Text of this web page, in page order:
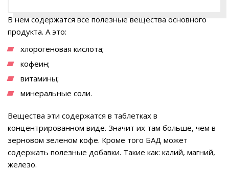
В нем содержатся все полезные вещества основного
продукта. А это:
хлорогеновая кислота;
кофеин;
витамины;
минеральные соли.
Вещества эти содержатся в таблетках в
концентрированном виде. Значит их там больше, чем в
зерновом зеленом кофе. Кроме того БАД может
содержать полезные добавки. Такие как: калий, магний,
железо.